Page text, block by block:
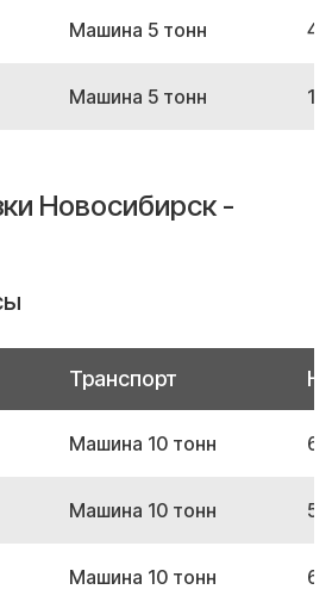
Машина 5 тонн
Машина 5 тонн
Новосибирск -
Транспорт
Машина 10 тонн
Машина 10 тонн
Машина 10 тонн